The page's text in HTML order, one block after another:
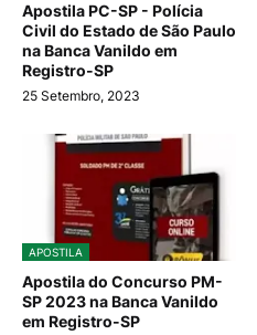
Apostila PC-SP - Polícia
Civil do Estado de São Paulo
na Banca Vanildo em
Registro-SP
25 Setembro, 2023
APOSTILA
Apostila do Concurso PM-
SP 2023 na Banca Vanildo
em Registro-SP